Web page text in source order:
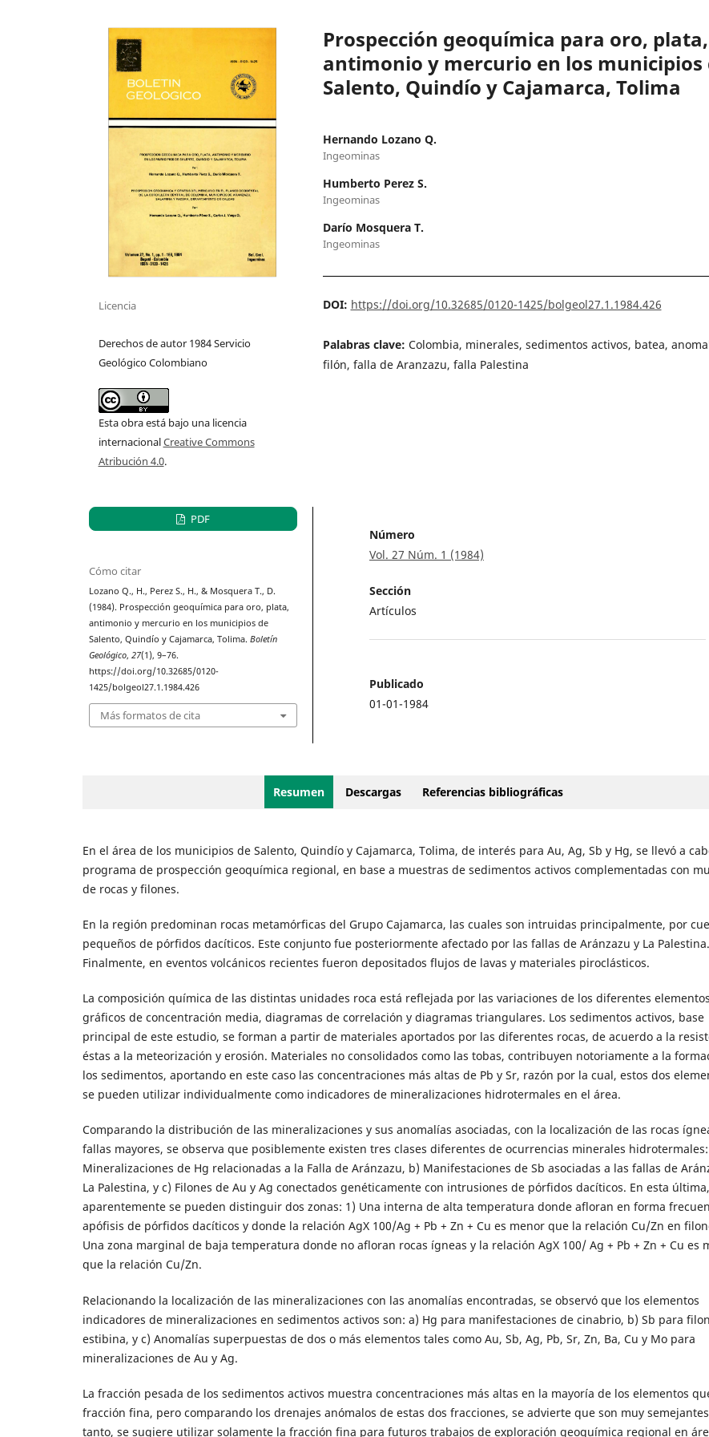
Prospección geoquímica para oro, plata,
antimonio y mercurio en los municipios
Salento, Quindío y Cajamarca, Tolima
Hernando Lozano Q.
Ingeominas
Humberto Perez S.
Ingeominas
Darío Mosquera T.
Ingeominas
DOI: https://doi.org/10.32685/0120-1425/bolgeol27.1.1984.426
Palabras clave: Colombia, minerales, sedimentos activos, batea,
filón, falla de Aranzazu, falla Palestina
Licencia
Derechos de autor 1984 Servicio
Geológico Colombiano
Esta obra está bajo una licencia
internacionalCreative Commons
Atribución 4.0.
PDF
Cómo citar
Lozano Q., H., Perez S., H., & Mosquera T., D.
(1984). Prospección geoquímica para oro, plata,
antimonio y mercurio en los municipios de
Salento, Quindío y Cajamarca, Tolima.Boletín
Geológico,27(1), 9–76.
https://doi.org/10.32685/0120-
1425/bolgeol27.1.1984.426
Más formatos de cita
Número
Vol. 27 Núm. 1 (1984)
Sección
Artículos
Publicado
01-01-1984
Resumen Descargas Referencias bibliográficas
En el área de los municipios de Salento, Quindío y Cajamarca, Tolima, de interés para Au, Ag, Sb y Hg, se llevó a
programa de prospección geoquímica regional, en base a muestras de sedimentos activos complementadas con
de rocas y filones.
En la región predominan rocas metamórficas del Grupo Cajamarca, las cuales son intruidas principalmente, por
pequeños de pórfidos dacíticos. Este conjunto fue posteriormente afectado por las fallas de Aránzazu y La Palestina.
Finalmente, en eventos volcánicos recientes fueron depositados flujos de lavas y materiales piroclásticos.
La composición química de las distintas unidades roca está reflejada por las variaciones de los diferentes
gráficos de concentración media, diagramas de correlación y diagramas triangulares. Los sedimentos activos, base
principal de este estudio, se forman a partir de materiales aportados por las diferentes rocas, de acuerdo a la
éstas a la meteorización y erosión. Materiales no consolidados como las tobas, contribuyen notoriamente a la
los sedimentos, aportando en este caso las concentraciones más altas de Pb y Sr, razón por la cual, estos dos
se pueden utilizar individualmente como indicadores de mineralizaciones hidrotermales en el área.
Comparando la distribución de las mineralizaciones y sus anomalías asociadas, con la localización de las rocas
fallas mayores, se observa que posiblemente existen tres clases diferentes de ocurrencias minerales
Mineralizaciones de Hg relacionadas a la Falla de Aránzazu, b) Manifestaciones de Sb asociadas a las fallas de
La Palestina, y c) Filones de Au y Ag conectados genéticamente con intrusiones de pórfidos dacíticos. En esta última,
aparentemente se pueden distinguir dos zonas: 1) Una interna de alta temperatura donde afloran en forma
apófisis de pórfidos dacíticos y donde la relación AgX 100/Ag + Pb + Zn + Cu es menor que la relación Cu/Zn en
Una zona marginal de baja temperatura donde no afloran rocas ígneas y la relación AgX 100/ Ag + Pb + Zn + Cu es
que la relación Cu/Zn.
Relacionando la localización de las mineralizaciones con las anomalías encontradas, se observó que los elementos
indicadores de mineralizaciones en sedimentos activos son: a) Hg para manifestaciones de cinabrio, b) Sb para
estibina, y c) Anomalías superpuestas de dos o más elementos tales como Au, Sb, Ag, Pb, Sr, Zn, Ba, Cu y Mo para
mineralizaciones de Au y Ag.
La fracción pesada de los sedimentos activos muestra concentraciones más altas en la mayoría de los elementos
fracción fina, pero comparando los drenajes anómalos de estas dos fracciones, se advierte que son muy
tanto, se sugiere utilizar solamente la fracción fina para futuros trabajos de exploración geoquímica regional en